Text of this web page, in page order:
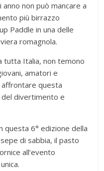
non può mancare a
più birrazzo
Paddle in una delle
romagnola.
tutta Italia, non temono
amatori e
questa
del divertimento e
questa 6° edizione della
di sabbia, il pasto
all’evento